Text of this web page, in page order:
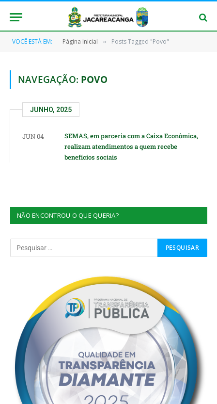
VOCÊ ESTÁ EM: Página Inicial » Posts Tagged "Povo"
NAVEGAÇÃO: POVO
JUNHO, 2025
JUN 04
SEMAS, em parceria com a Caixa Econômica,
realizam atendimentos a quem recebe
benefícios sociais
NÃO ENCONTROU O QUE QUERIA?